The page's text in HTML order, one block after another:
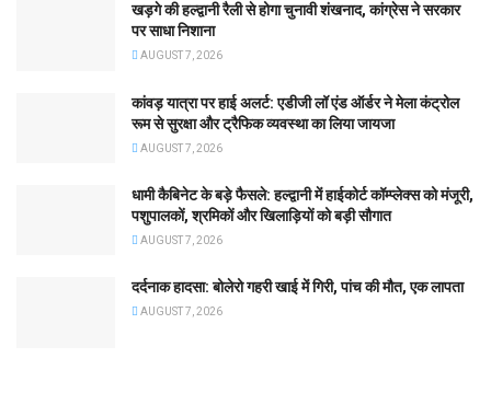
खड़गे की हल्द्वानी रैली से होगा चुनावी शंखनाद, कांग्रेस ने सरकार
पर साधा निशाना
AUGUST 7, 2026
कांवड़ यात्रा पर हाई अलर्ट: एडीजी लॉ एंड ऑर्डर ने मेला कंट्रोल
रूम से सुरक्षा और ट्रैफिक व्यवस्था का लिया जायजा
AUGUST 7, 2026
धामी कैबिनेट के बड़े फैसले: हल्द्वानी में हाईकोर्ट कॉम्प्लेक्स को मंजूरी,
पशुपालकों, श्रमिकों और खिलाड़ियों को बड़ी सौगात
AUGUST 7, 2026
दर्दनाक हादसा: बोलेरो गहरी खाई में गिरी, पांच की मौत, एक लापता
AUGUST 7, 2026